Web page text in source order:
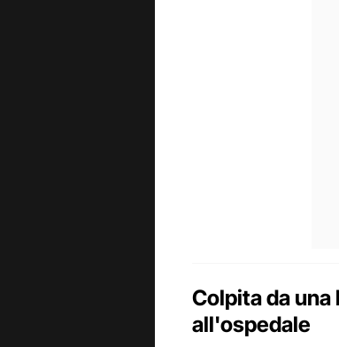
Colpita da
all'ospedale